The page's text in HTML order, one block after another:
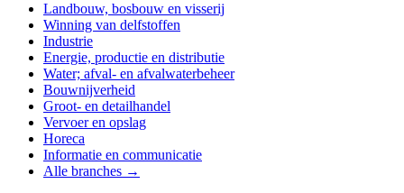
Landbouw, bosbouw en visserij
Winning van delfstoffen
Industrie
Energie, productie en distributie
Water; afval- en afvalwaterbeheer
Bouwnijverheid
Groot- en detailhandel
Vervoer en opslag
Horeca
Informatie en communicatie
Alle branches →